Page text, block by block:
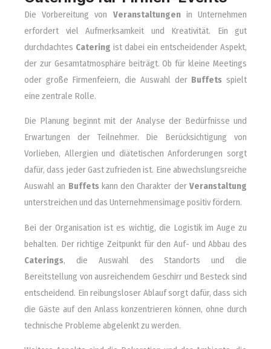
Die Vorbereitung von Veranstaltungenin Unternehmen
erfordert viel Aufmerksamkeit und Kreativität. Ein gut
durchdachtes Catering ist dabei ein entscheidender Aspekt,
der zur Gesamtatmosphäre beiträgt. Ob für kleine Meetings
oder große Firmenfeiern, die Auswahl der Buffets spielt
eine zentrale Rolle.
Die Planung beginnt mit der Analyse der Bedürfnisse und
Erwartungen der Teilnehmer. Die Berücksichtigung von
Vorlieben, Allergien und diätetischen Anforderungen sorgt
dafür, dass jeder Gast zufrieden ist. Eine abwechslungsreiche
Auswahl an Buffetskann den Charakter derVeranstaltung
unterstreichen und das Unternehmensimage positiv fördern.
Bei der Organisation ist es wichtig, die Logistik im Auge zu
behalten. Der richtige Zeitpunkt für den Auf- und Abbau des
Caterings, die Auswahl des Standorts und die
Bereitstellung von ausreichendem Geschirr und Besteck sind
entscheidend. Ein reibungsloser Ablauf sorgt dafür, dass sich
die Gäste auf den Anlass konzentrieren können, ohne durch
technische Probleme abgelenkt zu werden.